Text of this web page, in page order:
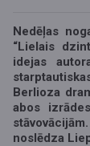
Nedēļas
“Lielais
idejas
Berlioza
abos
noslēdza